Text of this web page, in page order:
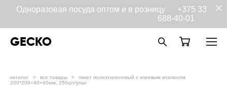
Одноразовая посуда оптом и в розницу +375 33
688-40-01
GECKO
каталог > все товары >
пакет полиэтиленовый с клеевым клапаном
200*200+40+40мм, 250шт/упак